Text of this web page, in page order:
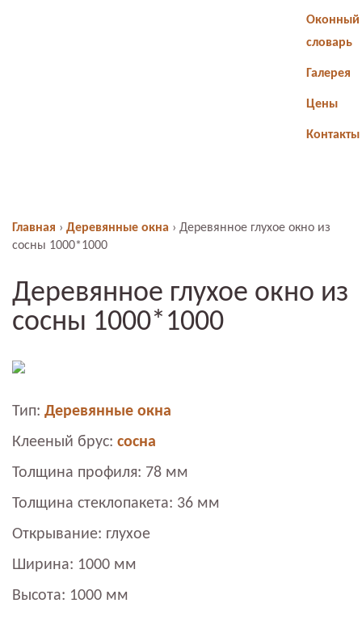
Оконный
словарь
Галерея
Цены
Контакты
Главная › Деревянные окна › Деревянное глухое окно из
сосны 1000*1000
Деревянное глухое окно из
сосны 1000*1000
Тип: Деревянные окна
Клееный брус: сосна
Толщина профиля: 78 мм
Толщина стеклопакета: 36 мм
Открывание: глухое
Ширина: 1000 мм
Высота: 1000 мм